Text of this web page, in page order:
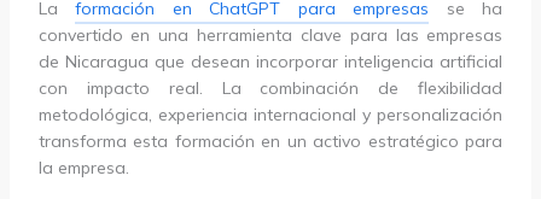
Laformación en ChatGPT para empresas se ha
convertido en una herramienta clave para las empresas
de Nicaragua que desean incorporar inteligencia artificial
con impacto real. La combinación de flexibilidad
metodológica, experiencia internacional y personalización
transforma esta formación en un activo estratégico para
la empresa.